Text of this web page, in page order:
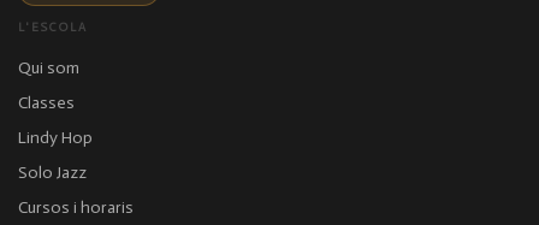
L'ESCOLA
Qui som
Classes
Lindy Hop
Solo Jazz
Cursos i horaris